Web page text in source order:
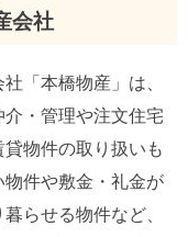
会社
「本橋物産」は、
・管理や注文住宅
物件の取り扱いも
件や敷金・礼金が
らせる物件など、